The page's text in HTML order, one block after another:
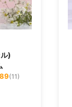
)
(11)